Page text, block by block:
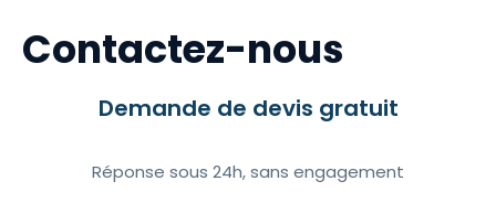
Contactez-nous
Demande de devis gratuit
Réponse sous 24h, sans engagement